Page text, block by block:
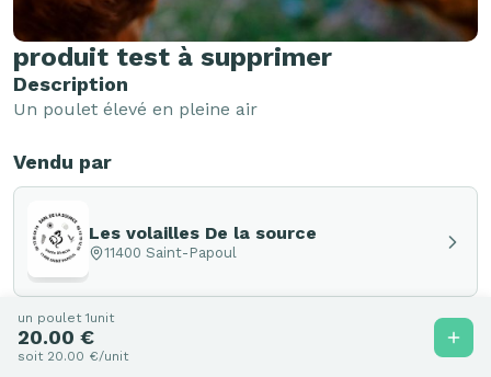
produit test à supprimer
Description
Un poulet élevé en pleine air
Vendu par
Les volailles De la source
11400 Saint-Papoul
un poulet 1unit
20.00 €
soit 20.00 €/unit